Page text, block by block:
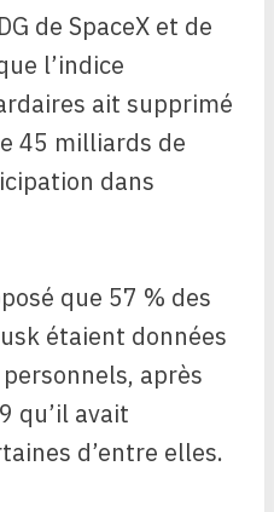
de SpaceX et de
l’indice
ait supprimé
45 milliards de
dans
que 57 % des
étaient données
après
qu’il avait
d’entre elles.